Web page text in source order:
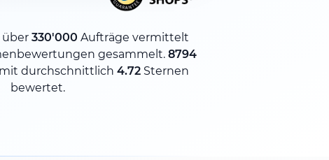
330'000 Aufträge vermittelt
gesammelt. 8794
durchschnittlich 4.72Sternen
bewertet.